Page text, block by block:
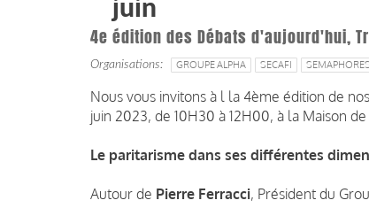
juin
4e édition des Débats d'aujourd'hui,
Organisations GROUPE ALPHA SECAFI SEMAPHORES
Nous vous invitons à l la 4ème édition de
juin 2023, de 10H30 à 12H00, à la Maison
Le paritarisme dans ses différentes
Autour de Pierre Ferracci, Président du